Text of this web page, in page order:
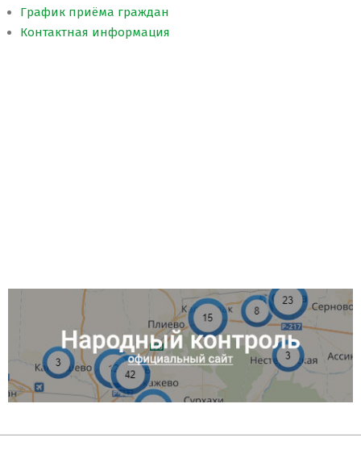
График приёма граждан
Контактная информация